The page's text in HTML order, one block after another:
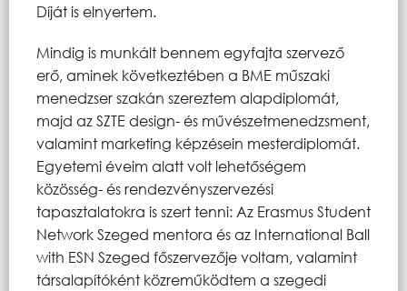
Díját is elnyertem.
Mindig is munkált bennem egyfajta szervező
erő, aminek következtében a BME műszaki
menedzser szakán szereztem alapdiplomát,
majd az SZTE design- és művészetmenedzsment,
valamint marketing képzésein mesterdiplomát.
Egyetemi éveim alatt volt lehetőségem
közösség- és rendezvényszervezési
tapasztalatokra is szert tenni: Az Erasmus Student
Network Szeged mentora és az International Ball
with ESN Szeged főszervezője voltam, valamint
társalapítóként közreműködtem a szegedi